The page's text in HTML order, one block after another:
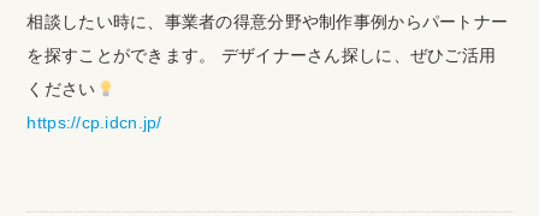
相談したい時に、事業者の得意分野や制作事例からパートナー
を探すことができます。 デザイナーさん探しに、ぜひご活用
ください
https://cp.idcn.jp/